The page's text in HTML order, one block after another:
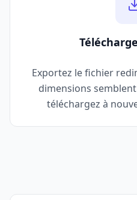
Exportez le fichier
dimensions
téléchargez à